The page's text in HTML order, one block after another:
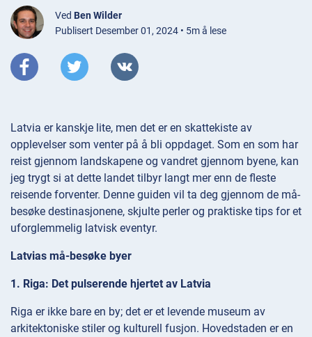
Ved Ben Wilder
Publisert Desember 01, 2024 • 5m å lese
Latvia er kanskje lite, men det er en skattekiste av
opplevelser som venter på å bli oppdaget. Som en som har
reist gjennom landskapene og vandret gjennom byene, kan
jeg trygt si at dette landet tilbyr langt mer enn de fleste
reisende forventer. Denne guiden vil ta deg gjennom de må-
besøke destinasjonene, skjulte perler og praktiske tips for et
uforglemmelig latvisk eventyr.
Latvias må-besøke byer
1. Riga: Det pulserende hjertet av Latvia
Riga er ikke bare en by; det er et levende museum av
arkitektoniske stiler og kulturell fusjon. Hovedstaden er en